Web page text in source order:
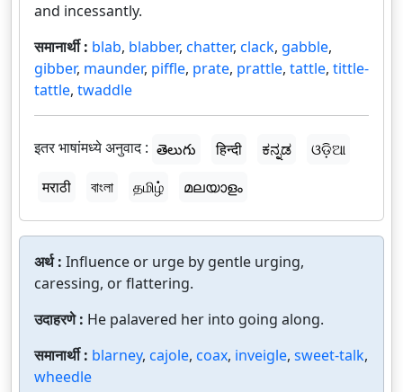
and incessantly.
समानार्थी : blab, blabber, chatter, clack, gabble,
gibber, maunder, piffle, prate, prattle, tattle, tittle-
tattle, twaddle
इतर भाषांमध्ये अनुवाद : తెలుగు हिन्दी ಕನ್ನಡ
ଓଡ଼ିଆ
मराठी
বাংলা தமிழ் മലയാളം
अर्थ : Influence or urge by gentle urging,
caressing, or flattering.
उदाहरणे : He palavered her into going along.
समानार्थी : blarney, cajole, coax, inveigle, sweet-talk,
wheedle